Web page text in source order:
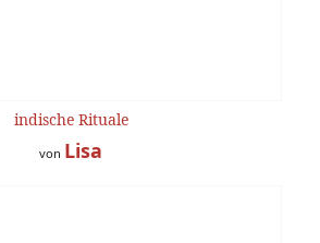
indische Rituale
von Lisa